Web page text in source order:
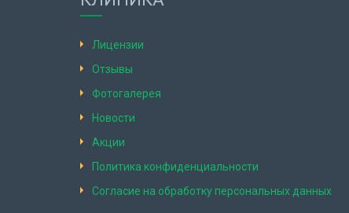
Лицензии
Отзывы
Фотогалерея
Новости
Акции
Политика конфиденциальности
Согласие на обработку персональных данных